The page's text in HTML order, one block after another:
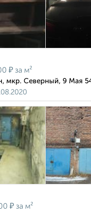
₽ за м²
мкр. Северный, 9 Мая
₽ за м²